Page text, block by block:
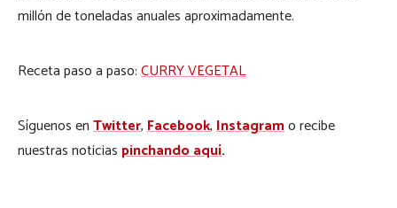
millón de toneladas anuales aproximadamente.
Receta paso a paso:CURRY VEGETAL
Síguenos enTwitter,Facebook,Instagramo recibe
nuestras noticias pinchando aquí.